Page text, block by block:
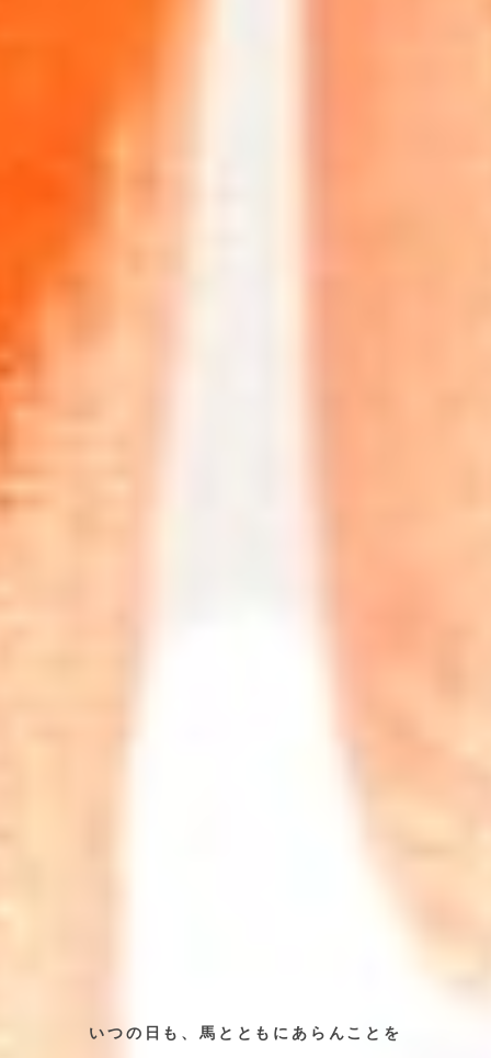
いつの日も、馬とともにあらんことを